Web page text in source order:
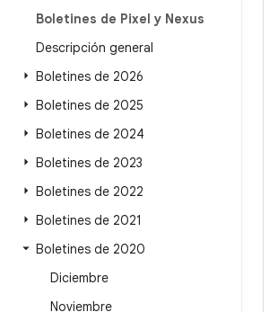
Boletines de Pixel y Nexus
Descripción general
Boletines de 2026
Boletines de 2025
Boletines de 2024
Boletines de 2023
Boletines de 2022
Boletines de 2021
Boletines de 2020
Diciembre
Noviembre